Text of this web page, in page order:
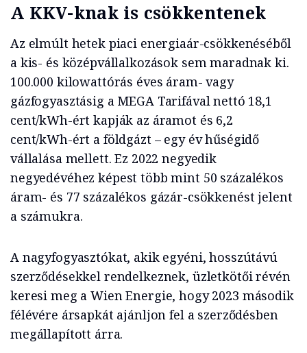
A KKV-knak is csökkentenek
Az elmúlt hetek piaci energiaár-csökkenéséből
a kis- és középvállalkozások sem maradnak ki.
100.000 kilowattórás éves áram- vagy
gázfogyasztásig a MEGA Tarifával nettó 18,1
cent/kWh-ért kapják az áramot és 6,2
cent/kWh-ért a földgázt – egy év hűségidő
vállalása mellett. Ez 2022 negyedik
negyedévéhez képest több mint 50 százalékos
áram- és 77 százalékos gázár-csökkenést jelent
a számukra.
A nagyfogyasztókat, akik egyéni, hosszútávú
szerződésekkel rendelkeznek, üzletkötői révén
keresi meg a Wien Energie, hogy 2023 második
félévére ársapkát ajánljon fel a szerződésben
megállapított árra.